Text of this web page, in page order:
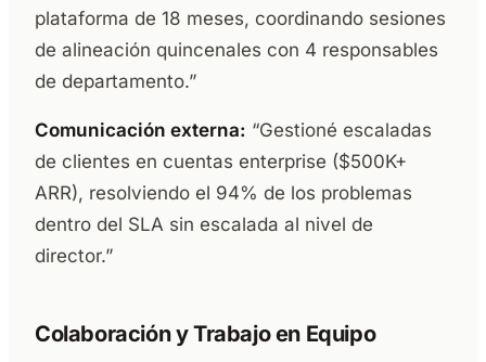
plataforma de 18 meses, coordinando sesiones
de alineación quincenales con 4 responsables
de departamento.”
Comunicación externa: “Gestioné escaladas
de clientes en cuentas enterprise ($500K+
ARR), resolviendo el 94% de los problemas
dentro del SLA sin escalada al nivel de
director.”
Colaboración y Trabajo en Equipo